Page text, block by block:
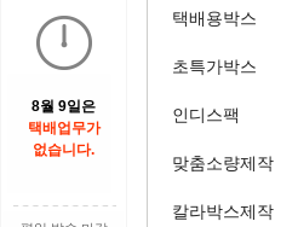
8월 9일은
택배업무가
없습니다.
택배용박스
초특가박스
인디스팩
맞춤소량제작
칼라박스제작